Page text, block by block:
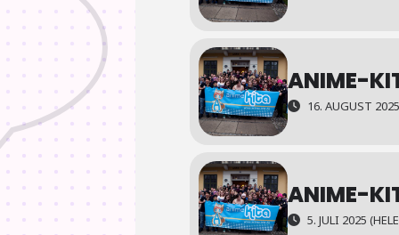
ANIME-
16. AUGUST
ANIME-
5. JULI 2025